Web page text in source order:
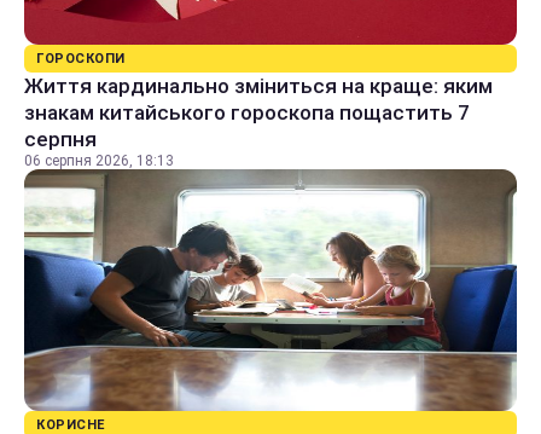
ГОРОСКОПИ
Життя кардинально зміниться на краще: яким
знакам китайського гороскопа пощастить 7
серпня
06 серпня 2026, 18:13
КОРИСНЕ